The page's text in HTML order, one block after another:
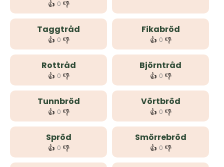
👍 0 👎
Taggtråd
👍 0 👎
Fikabröd
👍 0 👎
Rottråd
👍 0 👎
Björntråd
👍 0 👎
Tunnbröd
👍 0 👎
Vörtbröd
👍 0 👎
Spröd
👍 0 👎
Smörrebröd
👍 0 👎